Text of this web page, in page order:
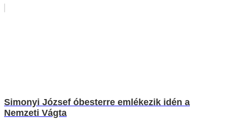
Simonyi József óbesterre emlékezik idén a
Nemzeti Vágta